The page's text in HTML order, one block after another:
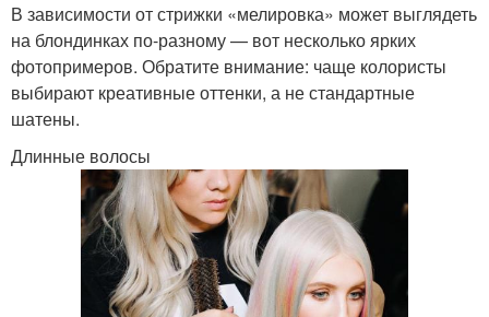
Мелирование на
осветленные волосы
Волос в домашних
В зависимости от стрижки «мелировка» может выглядеть
на блондинках по-разному — вот несколько ярких
фотопримеров. Обратите внимание: чаще колористы
выбирают креативные оттенки, а не стандартные
шатены.
Длинные волосы